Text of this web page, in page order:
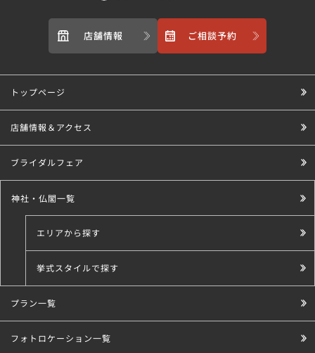
店舗情報 ご相談予約
トップページ
店舗情報＆アクセス
ブライダルフェア
神社・仏閣一覧
エリアから探す
挙式スタイルで探す
こだわり条件で探す
プラン一覧
フォトロケーション一覧